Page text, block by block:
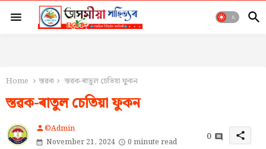
Home স্তৱক স্তৱক-ৰাতুল চেতিয়া ফুকন
স্তৱক-ৰাতুল চেতিয়া ফুকন
person©Admin
November 21, 2024
0 minute read 0 share